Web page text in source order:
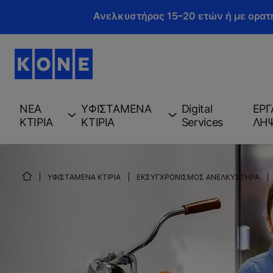
Ανελκυστήρας 15–20 ετών ή με
ΝEΑ
ΚΤIΡΙΑ
ΥΦΙΣΤAΜΕΝΑ
ΚΤIΡΙΑ
Digital
Services
ΥΦΙΣΤAΜΕΝΑ ΚΤIΡΙΑ ΕΚΣΥΓΧΡΟΝΙΣΜOΣ ΑΝΕΛΚΥΣΤHΡΑ